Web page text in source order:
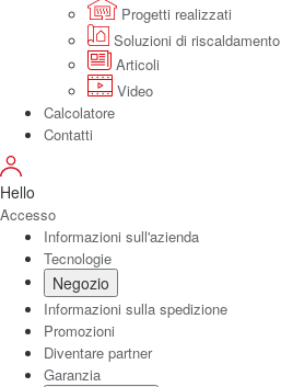
Progetti realizzati
Soluzioni di riscaldamento
Articoli
Video
Calcolatore
Contatti
Hello
Accesso
Informazioni sull'azienda
Tecnologie
Negozio
Informazioni sulla spedizione
Promozioni
Diventare partner
Garanzia